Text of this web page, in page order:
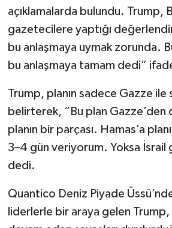
açıklamalarda bulundu. Trump,
gazetecilere yaptığı
bu anlaşmaya uymak zorunda.
bu anlaşmaya tamam dedi”
Trump, planın sadece Gazze ile
belirterek, “Bu plan Gazze’den
planın bir parçası. Hamas’a
3–4 gün veriyorum. Yoksa İsrail
dedi.
Quantico Deniz Piyade
liderlerle bir araya gelen